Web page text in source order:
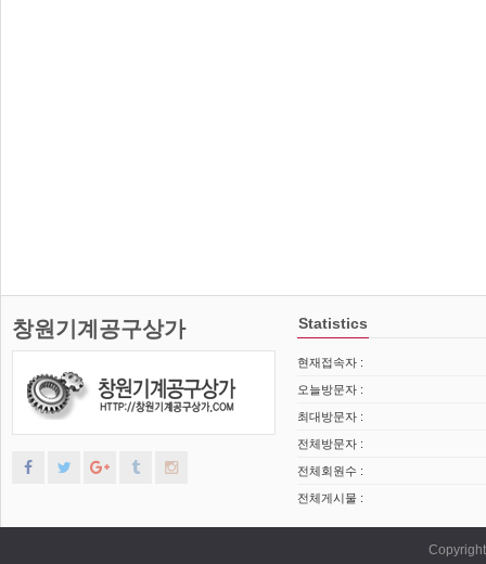
창원기계공구상가 Statistics
현재접속자 :
오늘방문자 :
최대방문자 :
전체방문자 :
전체회원수 :
전체게시물 :